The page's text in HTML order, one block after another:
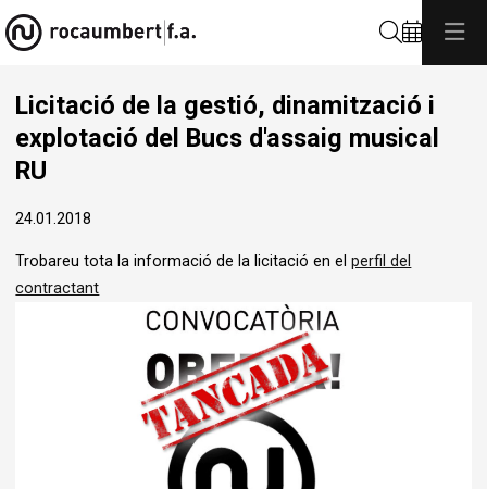
Licitació de la gestió, dinamització i
explotació del Bucs d'assaig musical
RU
24.01.2018
Trobareu tota la informació de la licitació en elperfil del
contractant